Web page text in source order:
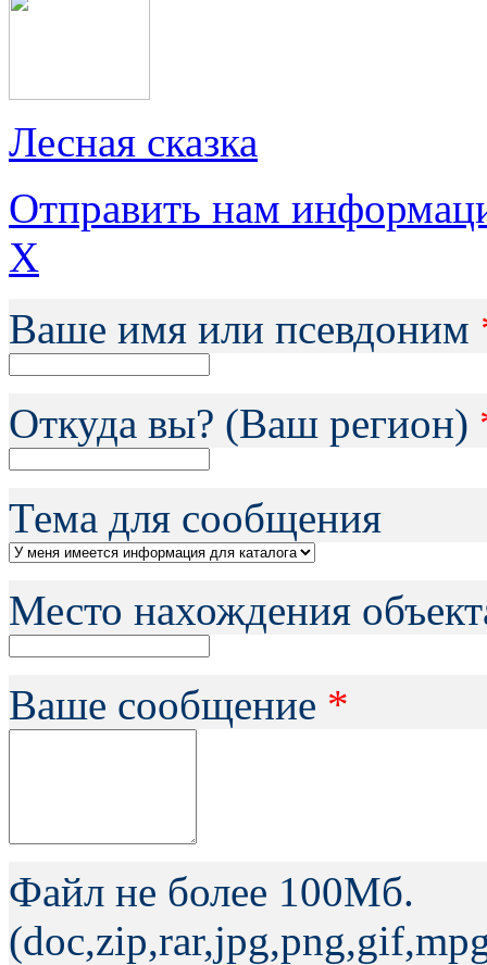
Лесная сказка
Отправить нам
X
Ваше имя или псевдоним
Откуда вы? (Ваш регион)
Тема для сообщения
Место нахождения
Ваше сообщение *
Файл не более 100Мб.